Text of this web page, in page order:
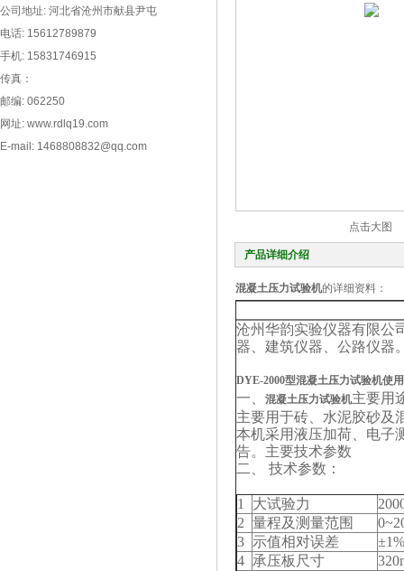
公司地址: 河北省沧州市献县尹屯
电话: 15612789879
手机: 15831746915
传真：
邮编: 062250
网址: www.rdlq19.com
E-mail: 1468808832@qq.com
点击大图
产品详细介绍
混凝土压力试验机的详细资料：
沧州华韵实验仪器有限公
器、建筑仪器、公路仪器
DYE-2000型混凝土压力试验机使
一、 混凝土压力试验机主要用
主要用于砖、水泥胶砂及
本机采用液压加荷、电子
告。主要技术参数
二、 技术参数：
1 大试验力
2 量程及测量范围
3 示值相对误差
±1%
4 承压板尺寸